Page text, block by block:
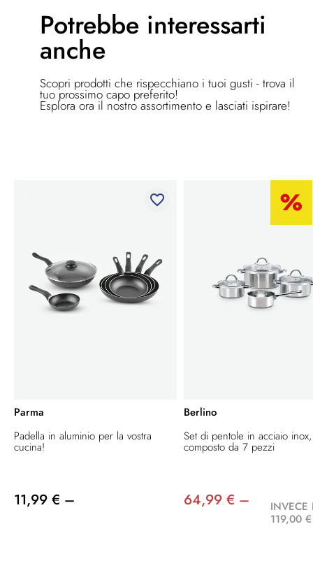
Potrebbe interessarti
anche
Scopri prodotti che rispecchiano i tuoi gusti - trova il
tuo prossimo capo preferito!
Esplora ora il nostro assortimento e lasciati ispirare!
favorite_border
Parma
Padella in aluminio per la vostra
cucina!
11,99 € –
Berlino
Set di pentole in acciaio inox,
composto da 7 pezzi
64,99 € –
INVECE
119,00 €